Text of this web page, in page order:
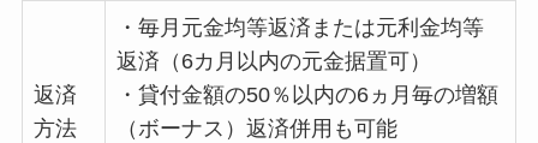
返済
方法
・毎月元金均等返済または元利金均等
返済（6カ月以内の元金据置可）
・貸付金額の50％以内の6ヵ月毎の増額
（ボーナス）返済併用も可能